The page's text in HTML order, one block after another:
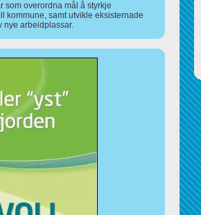
overordna mål å styrkje
kommune, samt utvikle eksisternade
nye arbeidplassar.